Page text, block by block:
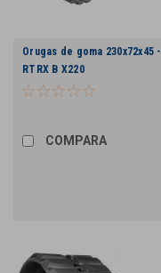
Orugas de goma 230x72x45 -
RTRX B X220
COMPARA